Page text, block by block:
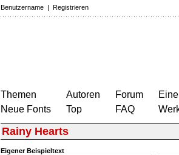
Benutzername | Registrieren
Themen
Neue Fonts
Autoren
Top
Forum
FAQ
Rainy Hearts
Eigener Beispieltext